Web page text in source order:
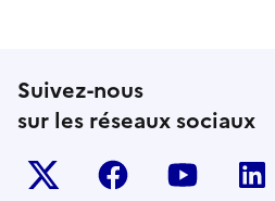
Suivez-nous
sur les réseaux sociaux
Twitter-x facebook youtube